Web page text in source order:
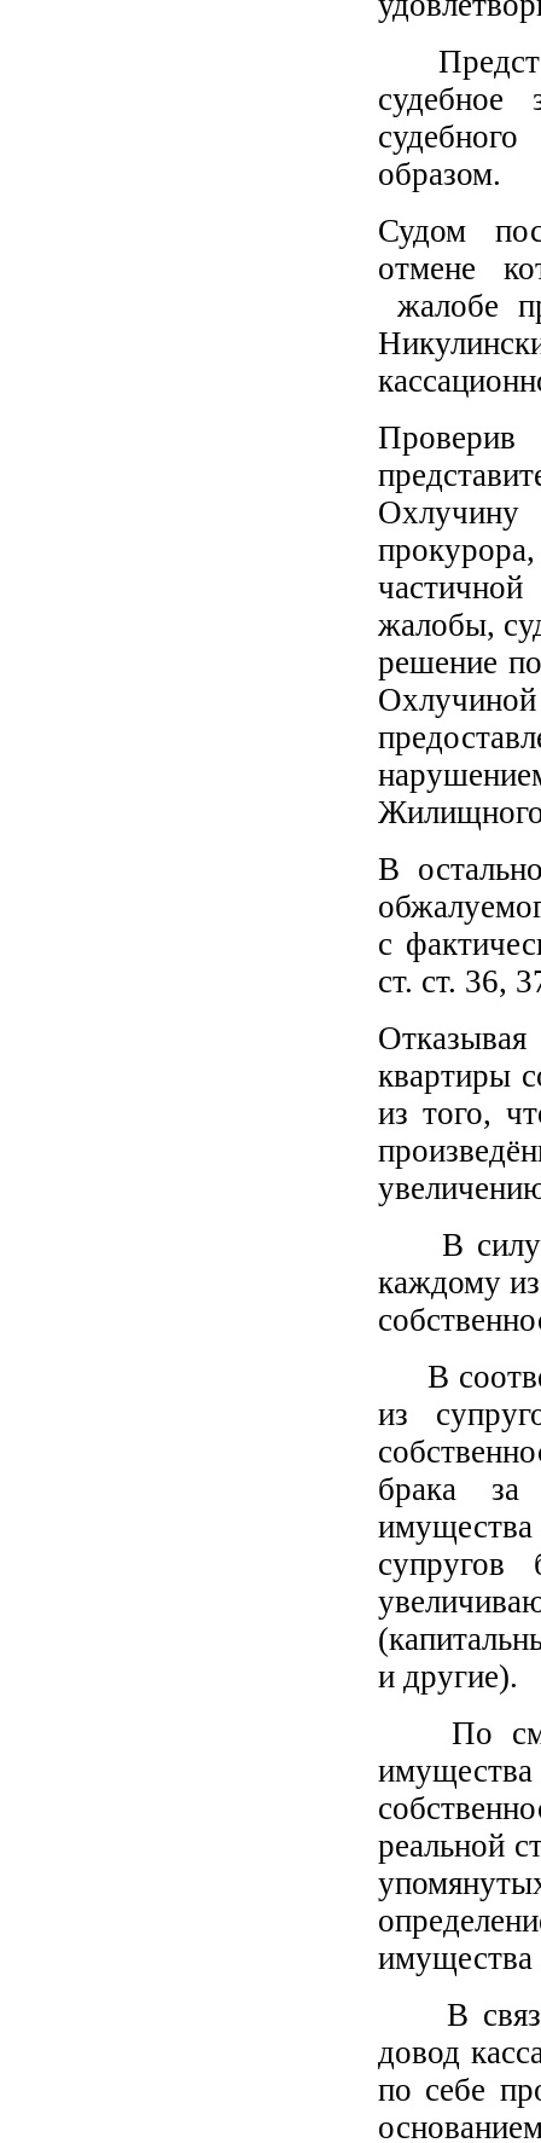
образом.
Судом
отмене
жалобе
жалобы,
решение
Охлучиной
В
с
ст. ст. 36,
квартиры
из того,
В силу
каждому из
В
из
брака за
супругов
и другие).
По
реальной
имущества
В связи
довод
по себе